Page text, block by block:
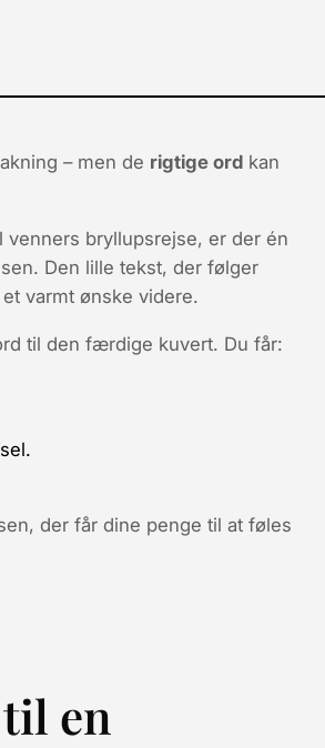
– men de rigtige ord kan
bryllupsrejse, er der én
Den lille tekst, der følger
varmt ønske videre.
til den færdige kuvert. Du får:
der får dine penge til at føles
en